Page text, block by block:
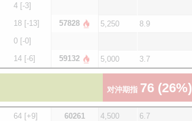
4 [-3]
18 [-13] 57828 5,250 8.9
0 [-0]
14 [-6] 59132 5,000 3.7
对沖期指 76 (26%)
64 [+9] 60261 4,500 6.7